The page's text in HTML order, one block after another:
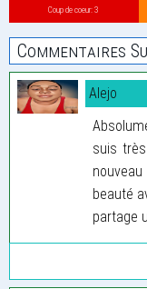
Coup de coeur: 3
Commentaires
Alejo
suis
beauté
partage